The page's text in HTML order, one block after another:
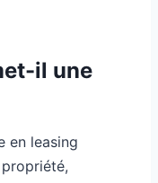
il une
en leasing